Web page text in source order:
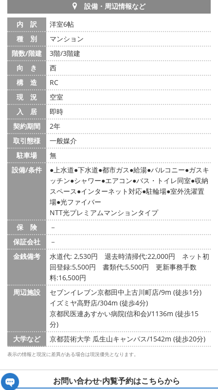
設備・周辺情報など
内 訳
洋室6帖
種 別
マンション
階数/階建
3階/3階建
向 き
西
構 造
RC
現 況
空室
入 居
即時
契約期間
2年
取引態様
一般媒介
駐車場
無
設備/条件
上水道 下水道 都市ガス 給湯 バルコニー ガスキ
ッチン シャワー エアコン バス・トイレ同室 収納
スペース インターネット対応 駐輪場 室外洗濯置
場 光ファイバー
NTT光プレミアムマンションタイプ
保 険
－
保証会社
－
金銭備考
水道代: 2,530円
退去時清掃代:22,000円 ネット初
回登録:5,500円 書類代:5,500円 更新事務手数
料:16,500円
周辺施設
セブンイレブン京都田中上古川町店/9m (徒歩1分)
イズミヤ高野店/304m (徒歩4分)
京都民医連あすかい病院(信和会)/1136m (徒歩15
分)
大学など
京都芸術大学 瓜生山キャンパス/1542m (徒歩20分)
表示の情報と現況に差異がある場合は現況優先となります。
お問い合わせ·内覧予約はこちらから